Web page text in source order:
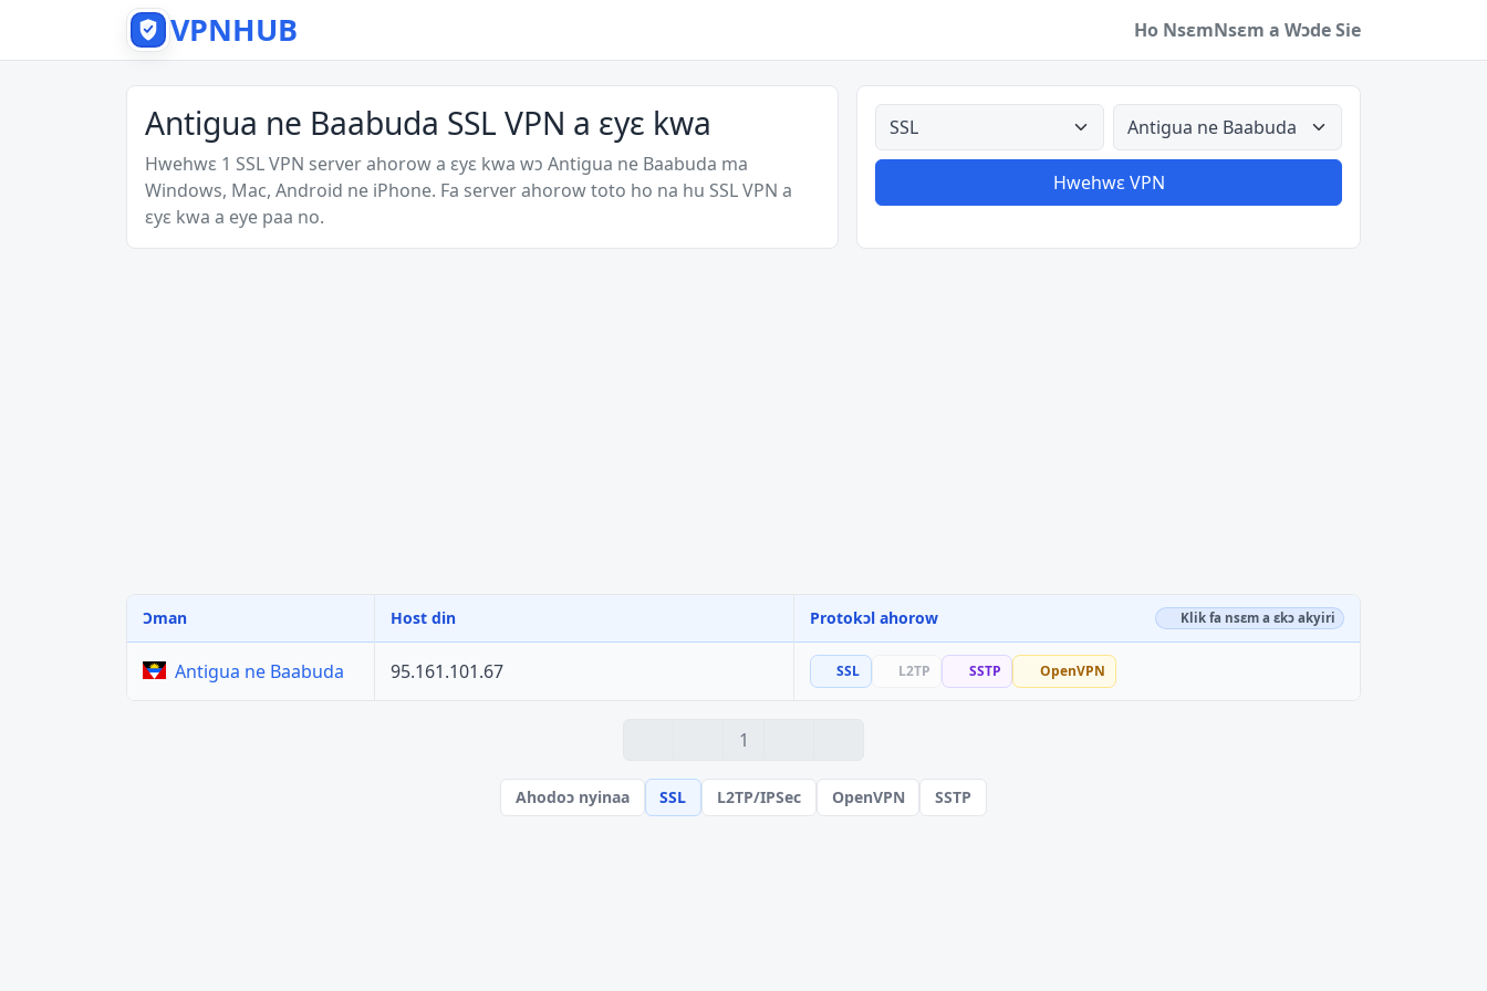
VPNHUB Ho NsɛmNsɛm a Wɔde Sie
Antigua ne Baabuda SSL VPN a ɛyɛ kwa
Hwehwɛ 1 SSL VPN server ahorow a ɛyɛ kwa wɔ Antigua ne Baabuda ma
Windows, Mac, Android ne iPhone. Fa server ahorow toto ho na hu SSL VPN a
ɛyɛ kwa a eye paa no.
Ahodoɔ nyinaa Aman nyinaa
Hwehwɛ VPN
Ɔman Host din Protokɔl ahorow Klik fa nsɛm a ɛkɔ akyiri
Antigua ne Baabuda 95.161.101.67 SSL L2TP SSTP OpenVPN
1
Ahodoɔ nyinaa SSL L2TP/IPSec OpenVPN SSTP